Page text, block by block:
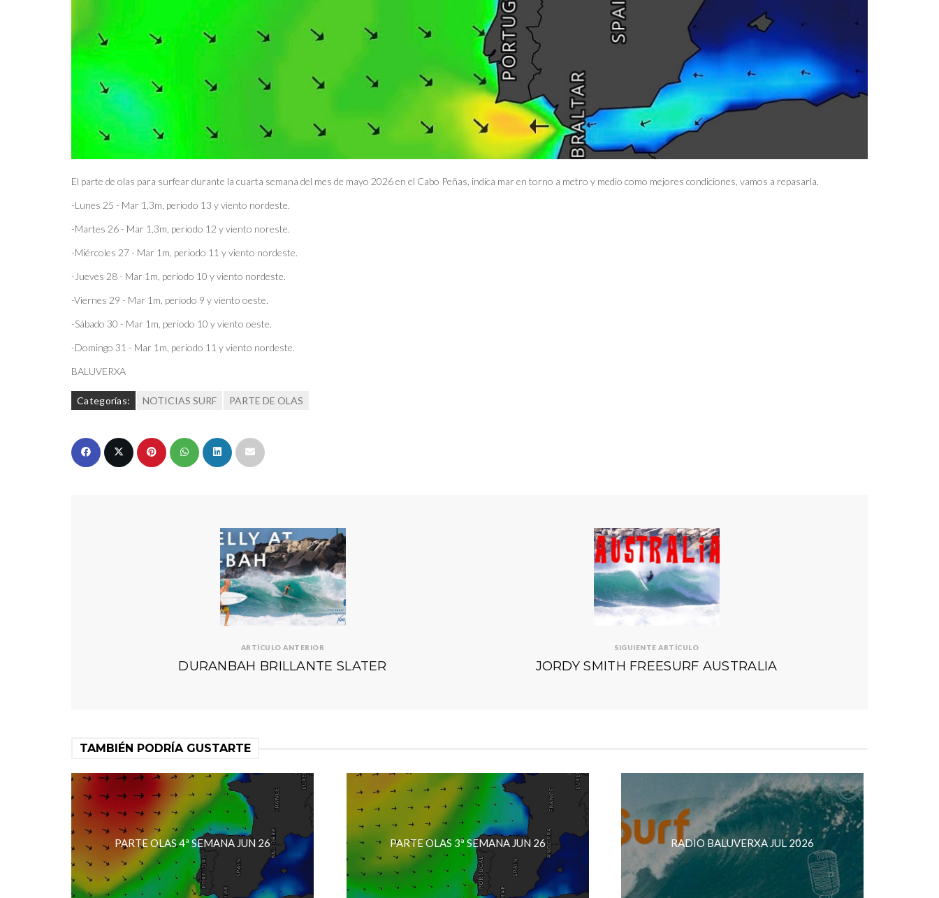
El parte de olas para surfear durante la cuarta semana del mes de mayo 2026 en el Cabo Peñas, indica mar en torno a metro y medio como mejores condiciones, vamos a repasarla.
-Lunes 25 - Mar 1,3m, periodo 13 y viento nordeste.
-Martes 26 - Mar 1,3m, periodo 12 y viento noreste.
-Miércoles 27 - Mar 1m, periodo 11 y viento nordeste.
-Jueves 28 - Mar 1m, periodo 10 y viento nordeste.
-Viernes 29 - Mar 1m, periodo 9 y viento oeste.
-Sábado 30 - Mar 1m, periodo 10 y viento oeste.
-Domingo 31 - Mar 1m, periodo 11 y viento nordeste.
BALUVERXA
Categorías: NOTICIAS SURF PARTE DE OLAS
ARTÍCULO ANTERIOR
DURANBAH BRILLANTE SLATER
SIGUIENTE ARTÍCULO
JORDY SMITH FREESURF AUSTRALIA
TAMBIÉN PODRÍA GUSTARTE
PARTE OLAS 4ª SEMANA JUN 26 PARTE OLAS 3ª SEMANA JUN 26 RADIO BALUVERXA JUL 2026